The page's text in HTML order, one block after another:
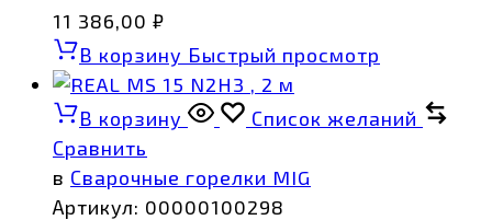
11 386,00 ₽
В корзину Быстрый просмотр
В корзину
Список желаний
Сравнить
в Сварочные горелки MIG
Артикул: 00000100298